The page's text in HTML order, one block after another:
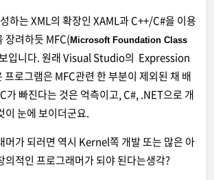
하는 XML의 확장인 XAML과 C++/C#을 이용
장려하듯 MFC(Microsoft Foundation Class
입니다. 원래 Visual Studio의 Expression
로그램은 MFC관련 한 부분이 제외된 채 배
가 빠진다는 것은 억측이고, C#, .NET으로 개
이 눈에 보이더군요.
머가 되러면 역시 Kernel쪽 개발 또는 많은 아
의적인 프로그래머가 되야 된다는생각?